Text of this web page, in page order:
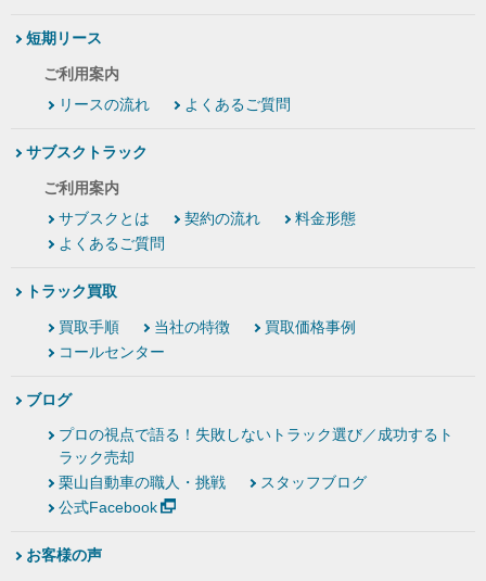
短期リース
ご利用案内
リースの流れ
よくあるご質問
サブスクトラック
ご利用案内
サブスクとは
契約の流れ
料金形態
よくあるご質問
トラック買取
買取手順 当社の特徴
買取価格事例
コールセンター
ブログ
プロの視点で語る！失敗しないトラック選び／成功するト
ラック売却
栗山自動車の職人・挑戦
スタッフブログ
公式Facebook
お客様の声